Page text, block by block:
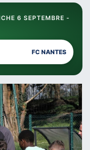
6 SEPTEMBRE -
FC NANTES